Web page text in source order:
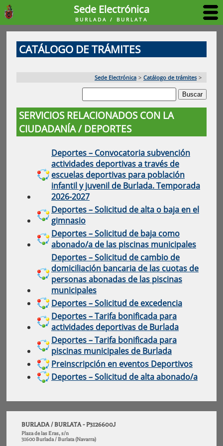
Sede Electrónica
BURLADA / BURLATA
CATÁLOGO DE TRÁMITES
Sede Electrónica > Catálogo de trámites >
SERVICIOS RELACIONADOS CON LA
CIUDADANÍA / DEPORTES
Deportes – Convocatoria subvención
actividades deportivas a través de
escuelas deportivas para población
infantil y juvenil de Burlada. Temporada
2026-2027
Deportes – Solicitud de alta o baja en el
gimnasio
Deportes – Solicitud de baja como
abonado/a de las piscinas municipales
Deportes – Solicitud de cambio de
domiciliación bancaria de las cuotas de
personas abonadas de las piscinas
municipales
Deportes – Solicitud de excedencia
Deportes – Tarifa bonificada para
actividades deportivas de Burlada
Deportes – Tarifa bonificada para
piscinas municipales de Burlada
Preinscripción en eventos Deportivos
Deportes – Solicitud de alta abonado/a
BURLADA / BURLATA - P3126600J
Plaza de las Eras, s/n
31600 Burlada / Burlata (Navarra)